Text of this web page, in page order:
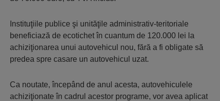
Instituţiile publice şi unităţile administrativ-teritoriale
beneficiază de ecotichet în cuantum de 120.000 lei la
achiziţionarea unui autovehicul nou, fără a fi obligate să
predea spre casare un autovehicul uzat.
Ca noutate, începând de anul acesta, autovehiculele
achiziţionate în cadrul acestor programe, vor avea aplicat